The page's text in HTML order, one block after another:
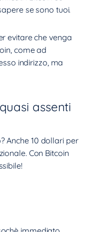
se sono tuoi.
evitare che venga
come ad
indirizzo, ma
assenti
Anche 10 dollari per
Con Bitcoin